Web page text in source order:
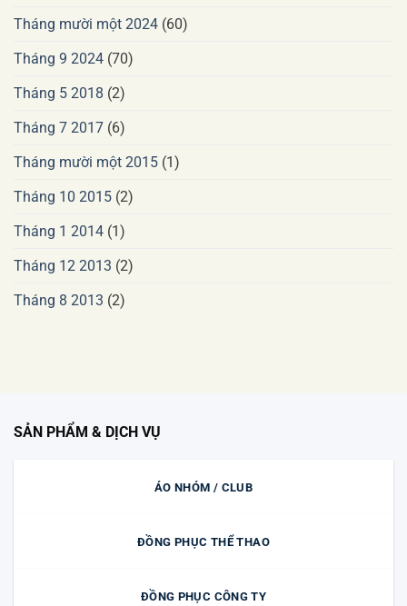
Tháng mười một 2024 (60)
Tháng 9 2024 (70)
Tháng 5 2018 (2)
Tháng 7 2017 (6)
Tháng mười một 2015 (1)
Tháng 10 2015 (2)
Tháng 1 2014 (1)
Tháng 12 2013 (2)
Tháng 8 2013 (2)
SẢN PHẨM & DỊCH VỤ
ÁO NHÓM / CLUB
ĐỒNG PHỤC THỂ THAO
ĐỒNG PHỤC CÔNG TY